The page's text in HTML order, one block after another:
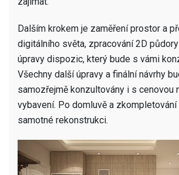
Dalším krokem je zaměření prostor a
digitálního světa, zpracování 2D
úpravy dispozic, který bude s vámi
Všechny další úpravy a finální návrhy
samozřejmě konzultovány i s cenovou
vybavení. Po domluvě a
samotné rekonstrukci.